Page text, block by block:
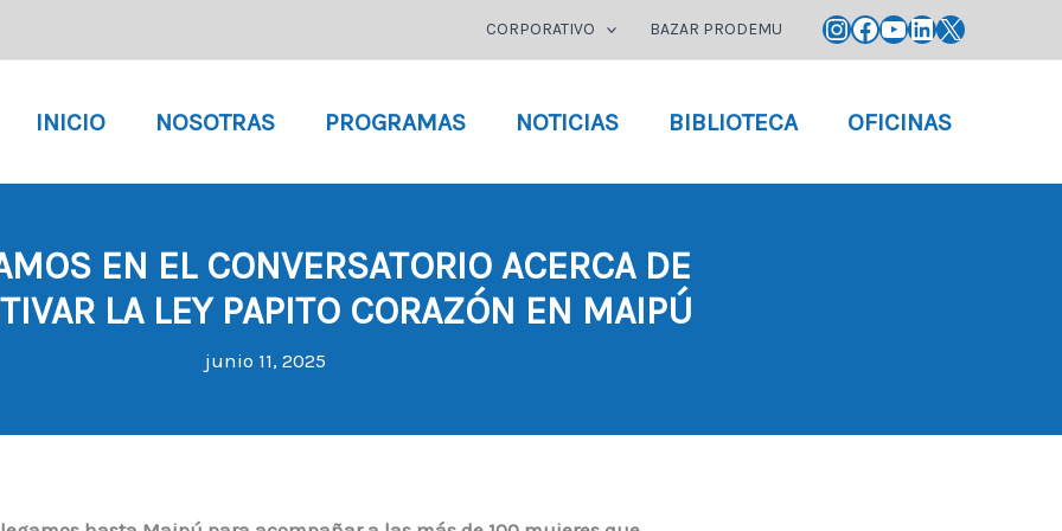
CORPORATIVO BAZAR PRODEMU Instagram
Facebook
YouTube
LinkedIn
X
INICIO NOSOTRAS PROGRAMAS NOTICIAS BIBLIOTECA OFICINAS
EN EL CONVERSATORIO ACERCA DE
LA LEY PAPITO CORAZÓN EN MAIPÚ
junio 11, 2025